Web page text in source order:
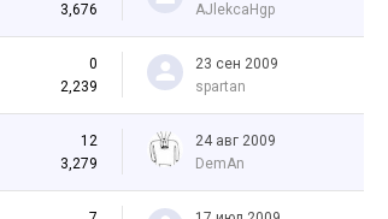
3,676
AJlekcaHgp
0
2,239
23 сен 2009
spartan
12
3,279
24 авг 2009
DemAn